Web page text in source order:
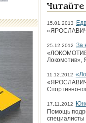
15.01.2013
25.12.2012 За
Локомотив»,
11.12.2012
Спортивно-
17.11.2012
Помощь
специалисты